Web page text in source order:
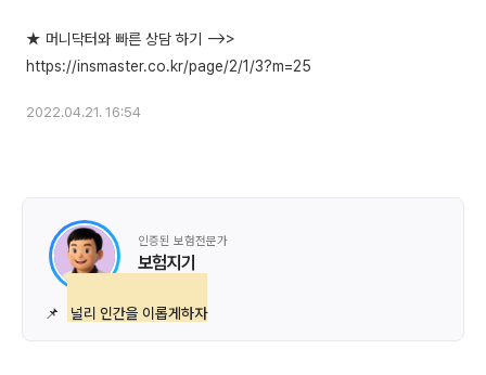
★ 머니닥터와 빠른 상담 하기 -->>
2022.04.21. 16:54
인증된 보험전문가
보험지기
📌 널리 인간을 이롭게하자